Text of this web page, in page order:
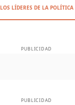
LOS LÍDERES DE LA POLÍTICA
PUBLICIDAD
PUBLICIDAD